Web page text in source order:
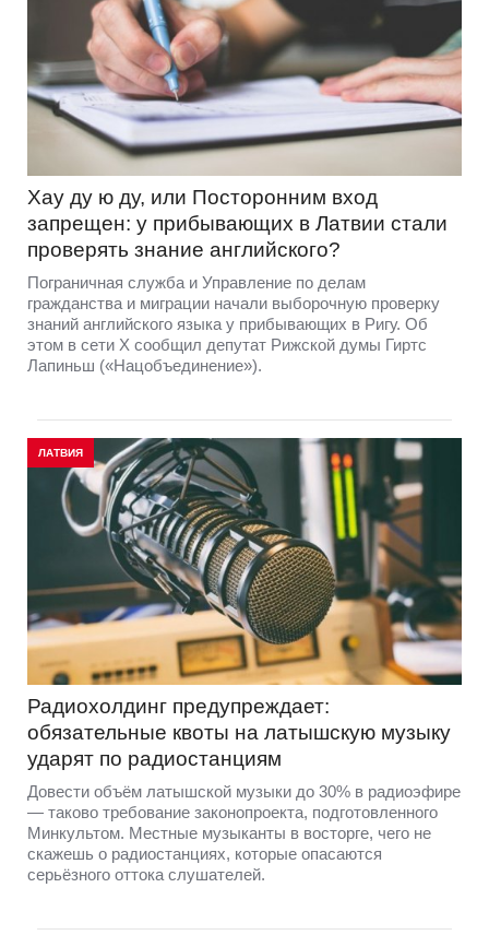
Хау ду ю ду, или Посторонним вход
запрещен: у прибывающих в Латвии стали
проверять знание английского?
Пограничная служба и Управление по делам
гражданства и миграции начали выборочную проверку
знаний английского языка у прибывающих в Ригу. Об
этом в сети Х сообщил депутат Рижской думы Гиртс
Лапиньш («Нацобъединение»).
ЛАТВИЯ
Радиохолдинг предупреждает:
обязательные квоты на латышскую музыку
ударят по радиостанциям
Довести объём латышской музыки до 30% в радиоэфире
— таково требование законопроекта, подготовленного
Минкультом. Местные музыканты в восторге, чего не
скажешь о радиостанциях, которые опасаются
серьёзного оттока слушателей.